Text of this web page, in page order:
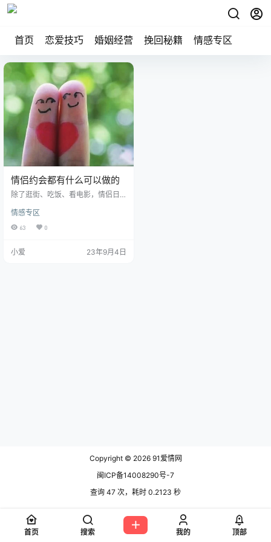
首页 恋爱技巧 婚姻经营 挽回秘籍 情感专区
情侣约会都有什么可以做的
除了逛街、吃饭、看电影，情侣日
爱们整理了50个约会项目提供参
考，快约上那个喜欢的ta来一场约会
行 5.玩卡丁车 6.玩蹦床 7.去射箭馆
情感专区
63 0
小爱 23年9月4日
Copyright © 202691爱情网
闽ICP备14008290号-7
查询 47 次，耗时 0.2123 秒
首页 搜索 我的 顶部